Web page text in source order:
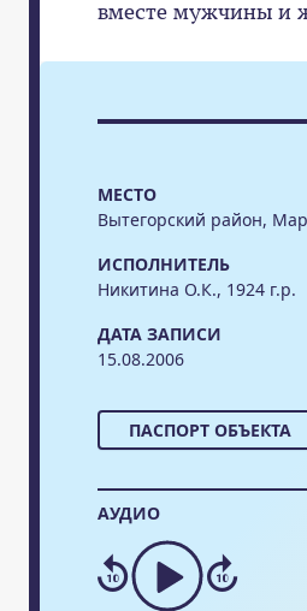
МЕСТО
Вытегорский район,
ИСПОЛНИТЕЛЬ
Никитина О.К., 1924 г.р.
ДАТА ЗАПИСИ
15.08.2006
ПАСПОРТ ОБЪЕКТА
АУДИО
вместе мужчины и